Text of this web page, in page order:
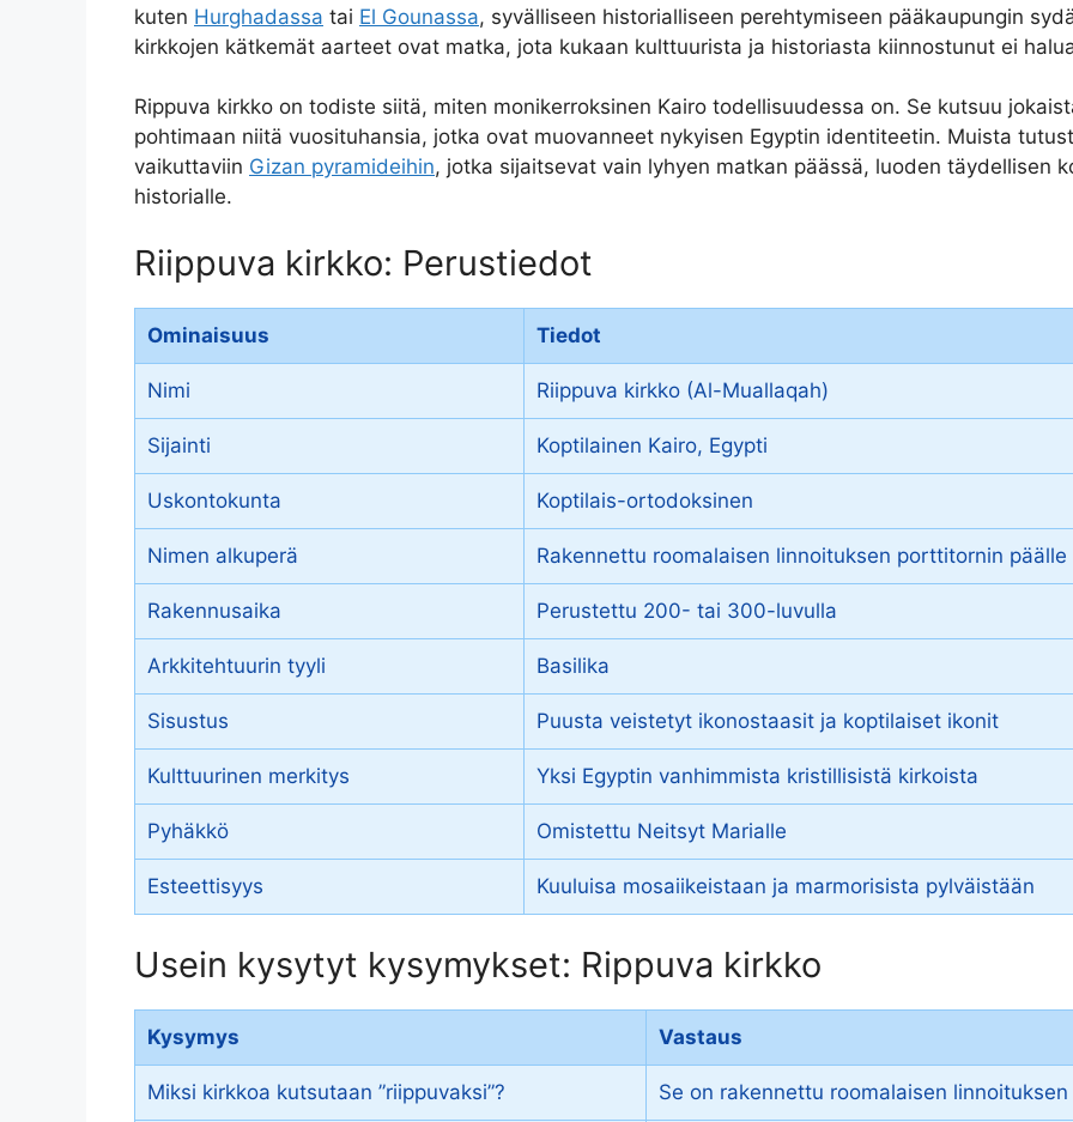
kuten Hurghadassa tai El Gounassa, syvälliseen historialliseen perehtymiseen pääkaupungin
kirkkojen kätkemät aarteet ovat matka, jota kukaan kulttuurista ja historiasta kiinnostunut ei
Rippuva kirkko on todiste siitä, miten monikerroksinen Kairo todellisuudessa on. Se kutsuu
pohtimaan niitä vuosituhansia, jotka ovat muovanneet nykyisen Egyptin identiteetin. Muista
vaikuttaviin Gizan pyramideihin, jotka sijaitsevat vain lyhyen matkan päässä, luoden täydellisen
historialle.
Riippuva kirkko: Perustiedot
Ominaisuus Tiedot
Nimi Riippuva kirkko (Al-Muallaqah)
Sijainti Koptilainen Kairo, Egypti
Uskontokunta Koptilais-ortodoksinen
Nimen alkuperä Rakennettu roomalaisen linnoituksen porttitornin päälle
Rakennusaika Perustettu 200- tai 300-luvulla
Arkkitehtuurin tyyli Basilika
Sisustus Puusta veistetyt ikonostaasit ja koptilaiset ikonit
Kulttuurinen merkitys Yksi Egyptin vanhimmista kristillisistä kirkoista
Pyhäkkö Omistettu Neitsyt Marialle
Esteettisyys Kuuluisa mosaiikeistaan ja marmorisista pylväistään
Usein kysytyt kysymykset: Rippuva kirkko
Kysymys Vastaus
Miksi kirkkoa kutsutaan ”riippuvaksi”? Se on rakennettu roomalaisen